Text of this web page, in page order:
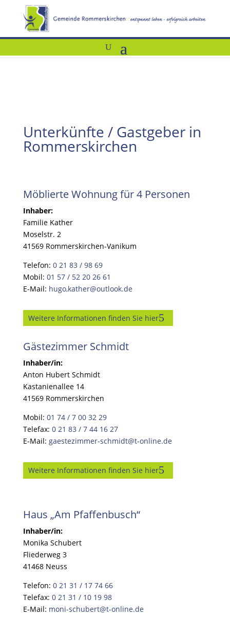
Unterkünfte / Gastgeber in
Rommerskirchen
Möblierte Wohnung für 4 Personen
Inhaber:
Familie Kather
Moselstr. 2
41569 Rommerskirchen-Vanikum
Telefon: 0 21 83 / 98 69
Mobil: 01 57 / 52 20 26 61
E-Mail: hugo,kather@outlook.de
Weitere Informationen finden Sie hier
Gästezimmer Schmidt
Inhaber/in:
Anton Hubert Schmidt
Kastanienallee 14
41569 Rommerskirchen
Mobil: 01 74 / 7 00 32 29
Telefax: 0 21 83 / 7 44 16 27
E-Mail: gaestezimmer-schmidt@t-online.de
Weitere Informationen finden Sie hier
Haus „Am Pfaffenbusch“
Inhaber/in:
Monika Schubert
Fliederweg 3
41468 Neuss
Telefon: 0 21 31 / 17 74 66
Telefax: 0 21 31 / 10 19 98
E-Mail: moni-schubert@t-online.de